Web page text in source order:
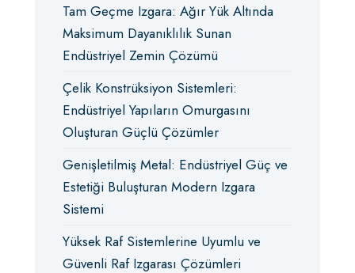
Tam Geçme Izgara: Ağır Yük Altında
Maksimum Dayanıklılık Sunan
Endüstriyel Zemin Çözümü
Çelik Konstrüksiyon Sistemleri:
Endüstriyel Yapıların Omurgasını
Oluşturan Güçlü Çözümler
Genişletilmiş Metal: Endüstriyel Güç ve
Estetiği Buluşturan Modern Izgara
Sistemi
Yüksek Raf Sistemlerine Uyumlu ve
Güvenli Raf Izgarası Çözümleri